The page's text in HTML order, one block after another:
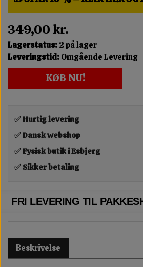
349,00 kr.
Lagerstatus:2 på lager
Leveringstid:Omgående Levering
KØB NU!
✅ Hurtig levering
✅ Dansk webshop
✅ Fysisk butik i Esbjerg
✅ Sikker betaling
FRI LEVERING TIL
Beskrivelse